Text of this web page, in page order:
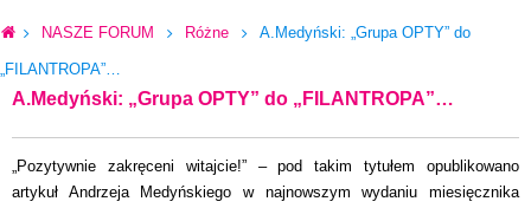
NASZE FORUM Różne A.Medyński: „Grupa OPTY” do
„FILANTROPA”…
A.Medyński: „Grupa OPTY” do „FILANTROPA”…
„Pozytywnie zakręceni witajcie!” – pod takim tytułem opublikowano
artykuł Andrzeja Medyńskiego w najnowszym wydaniu miesięcznika